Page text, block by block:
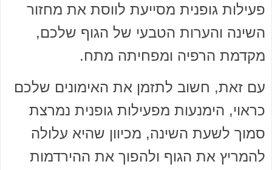
פעילות גופנית מסייעת לווסת את מחזור
השינה והערות הטבעי של הגוף שלכם,
מקדמת הרפיה ומפחיתה מתח.
עם זאת, חשוב לתזמן את האימונים שלכם
כראוי, הימנעות מפעילות גופנית נמרצת
סמוך לשעת השינה, מכיוון שהיא עלולה
להמריץ את הגוף ולהפוך את ההירדמות